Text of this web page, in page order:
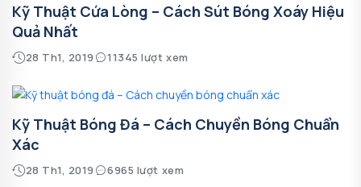
Kỹ Thuật Cứa Lòng – Cách Sút Bóng Xoáy Hiệu
Quả Nhất
28 Th1, 2019 11345 lượt xem
Kỹ Thuật Bóng Đá – Cách Chuyền Bóng Chuẩn
Xác
28 Th1, 2019 6965 lượt xem